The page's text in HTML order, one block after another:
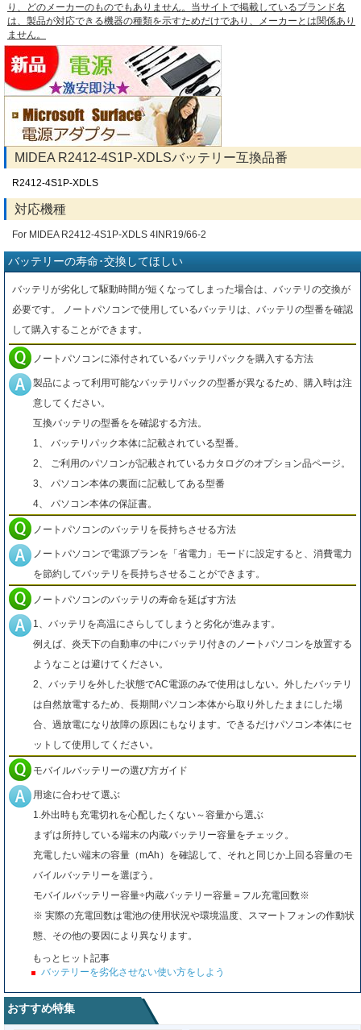
り、どのメーカーのものでもありません。当サイトで掲載しているブランド名
は、製品が対応できる機器の種類を示すためだけであり、メーカーとは関係あり
ません。
MIDEA R2412-4S1P-XDLSバッテリー互換品番
R2412-4S1P-XDLS
対応機種
For MIDEA R2412-4S1P-XDLS 4INR19/66-2
バッテリーの寿命･交換してほしい
バッテリが劣化して駆動時間が短くなってしまった場合は、バッテリの交換が
必要です。 ノートパソコンで使用しているバッテリは、バッテリの型番を確認
して購入することができます。
ノートパソコンに添付されているバッテリパックを購入する方法
製品によって利用可能なバッテリパックの型番が異なるため、購入時は注
意してください。
互換バッテリの型番をを確認する方法。
1、 バッテリパック本体に記載されている型番。
2、 ご利用のパソコンが記載されているカタログのオプション品ページ。
3、 パソコン本体の裏面に記載してある型番
4、 パソコン本体の保証書。
ノートパソコンのバッテリを長持ちさせる方法
ノートパソコンで電源プランを「省電力」モードに設定すると、消費電力
を節約してバッテリを長持ちさせることができます。
ノートパソコンのバッテリの寿命を延ばす方法
1、バッテリを高温にさらしてしまうと劣化が進みます。
例えば、炎天下の自動車の中にバッテリ付きのノートパソコンを放置する
ようなことは避けてください。
2、バッテリを外した状態でAC電源のみで使用はしない。外したバッテリ
は自然放電するため、長期間パソコン本体から取り外したままにした場
合、過放電になり故障の原因にもなります。できるだけパソコン本体にセ
ットして使用してください。
モバイルバッテリーの選び方ガイド
用途に合わせて選ぶ
1.外出時も充電切れを心配したくない～容量から選ぶ
まずは所持している端末の内蔵バッテリー容量をチェック。
充電したい端末の容量（mAh）を確認して、それと同じか上回る容量のモ
バイルバッテリーを選ぼう。
モバイルバッテリー容量÷内蔵バッテリー容量＝フル充電回数※
※ 実際の充電回数は電池の使用状況や環境温度、スマートフォンの作動状
態、その他の要因により異なります。
もっとヒット記事
バッテリーを劣化させない使い方をしよう
おすすめ特集